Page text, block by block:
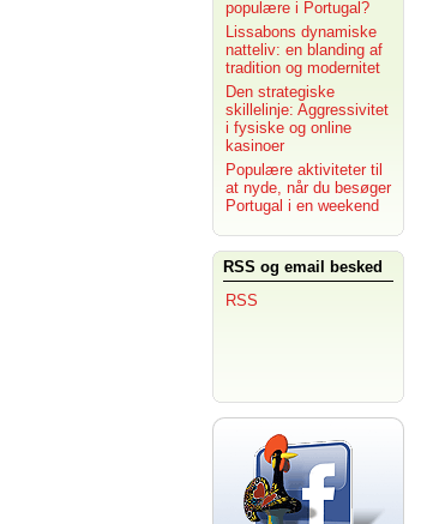
populære i Portugal?
Lissabons dynamiske
natteliv: en blanding af
tradition og modernitet
Den strategiske
skillelinje: Aggressivitet
i fysiske og online
kasinoer
Populære aktiviteter til
at nyde, når du besøger
Portugal i en weekend
RSS og email besked
RSS